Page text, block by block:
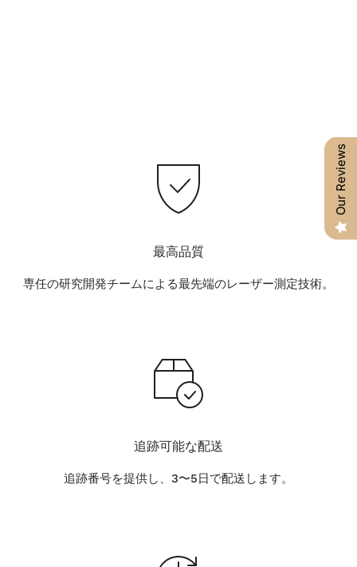
最高品質
専任の研究開発チームによる最先端のレーザー測定技術。
追跡可能な配送
追跡番号を提供し、3〜5日で配送します。
Our Reviews